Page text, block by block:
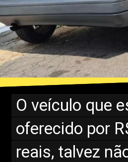
O veículo que
oferecido por
reais, talvez
O veículo que
oferecido por
reais, talvez